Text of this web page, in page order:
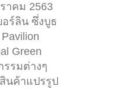
าคม 2563
อร์ลิน ซึ่งบูธ
Green
รรมต่างๆ
นค้าแปรรูป